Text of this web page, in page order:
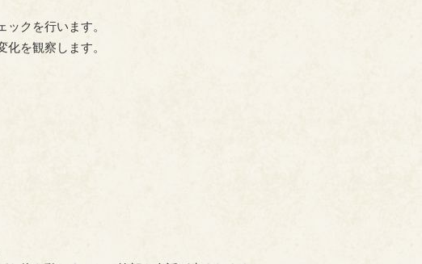
クを行います。
を観察します。